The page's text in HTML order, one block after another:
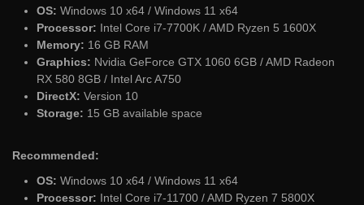
OS: Windows 10 x64 / Windows 11 x64
Processor: Intel Core i7-7700K / AMD Ryzen 5 1600X
Memory: 16 GB RAM
Graphics: Nvidia GeForce GTX 1060 6GB / AMD Radeon
RX 580 8GB / Intel Arc A750
DirectX: Version 10
Storage: 15 GB available space
Recommended:
OS: Windows 10 x64 / Windows 11 x64
Processor: Intel Core i7-11700 / AMD Ryzen 7 5800X